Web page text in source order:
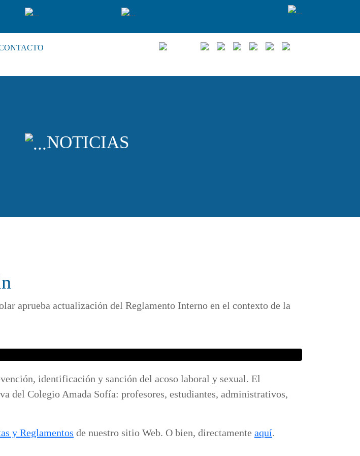
NOTICIAS
aprueba actualización del Reglamento Interno en el contexto de la
identificación y sanción del acoso laboral y sexual. El
del Colegio Amada Sofía: profesores, estudiantes, administrativos,
y Reglamentos de nuestro sitio Web. O bien, directamente aquí.